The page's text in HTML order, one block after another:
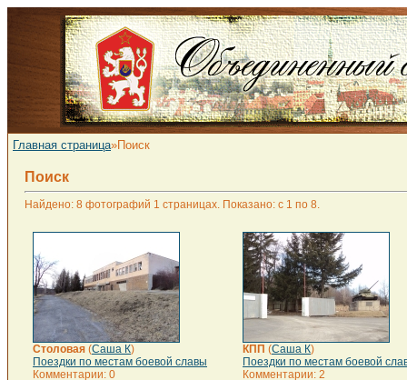
Главная страница»Поиск
Поиск
Найдено: 8 фотографий 1 страницах. Показано: с 1 по 8.
Столовая (Саша К)
Поездки по местам боевой славы
Комментарии: 0
КПП (Саша К)
Поездки по местам боевой
Комментарии: 2